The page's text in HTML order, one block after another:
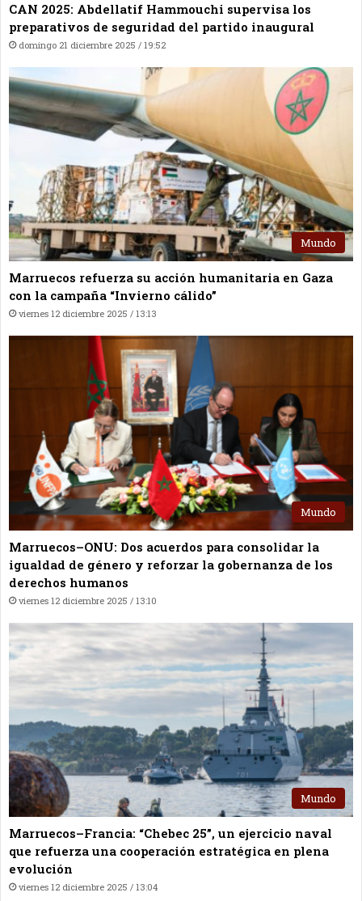
CAN 2025: Abdellatif Hammouchi supervisa los
preparativos de seguridad del partido inaugural
domingo 21 diciembre 2025 / 19:52
Mundo
Marruecos refuerza su acción humanitaria en Gaza
con la campaña “Invierno cálido”
viernes 12 diciembre 2025 / 13:13
Mundo
Marruecos–ONU: Dos acuerdos para consolidar la
igualdad de género y reforzar la gobernanza de los
derechos humanos
viernes 12 diciembre 2025 / 13:10
Mundo
Marruecos–Francia: “Chebec 25”, un ejercicio naval
que refuerza una cooperación estratégica en plena
evolución
viernes 12 diciembre 2025 / 13:04